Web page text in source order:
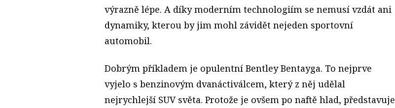
výrazně lépe. A díky moderním technologiím se nemusí vzdát ani
dynamiky, kterou by jim mohl závidět nejeden sportovní
automobil.
Dobrým příkladem je opulentní Bentley Bentayga. To nejprve
vyjelo s benzinovým dvanáctiválcem, který z něj udělal
nejrychlejší SUV světa. Protože je ovšem po naftě hlad, představuje